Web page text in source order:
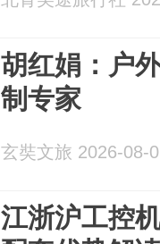
胡红娟：户
制专家
玄奘文旅 2026-08-
江浙沪工控